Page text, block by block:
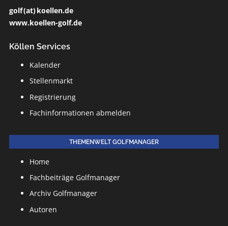
golf (at) koellen.de
www.koellen-golf.de
Köllen Services
Kalender
Stellenmarkt
Registrierung
Fachinformationen abmelden
THEMENWELT GOLFMANAGER
Home
Fachbeiträge Golfmanager
Archiv Golfmanager
Autoren